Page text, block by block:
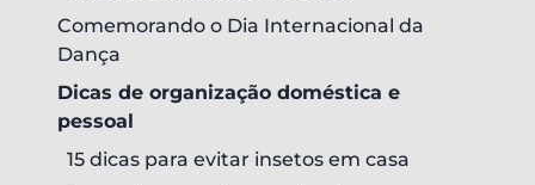
Comemorando o Dia Internacional da
Dança
Dicas de organização doméstica e
pessoal
15 dicas para evitar insetos em casa